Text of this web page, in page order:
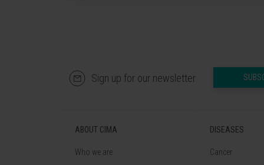
Sign up for our newsletter
ABOUT CIMA
Who we are
DISEASES
Cancer